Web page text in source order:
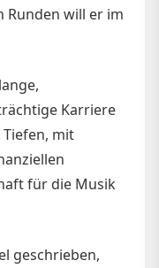
Runden will er im
Karriere
mit
für die Musik
geschrieben,